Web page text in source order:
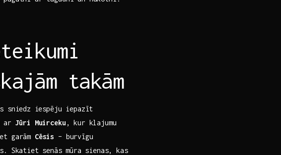
takām
sniedz⁣ iespēju iepazīt
ar Jūri Muirceku , kur klajumu
garām Cēsis – burvīgu
senās ⁤mūra sienas, kas